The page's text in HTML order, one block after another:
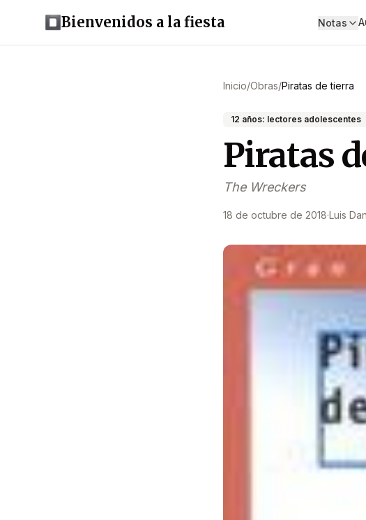
Bienvenidos a la fiesta Notas
Inicio/Obras/Piratas de tierra
12 años: lectores adolescentes
Piratas
The Wreckers
18 de octubre de 2018·Luis